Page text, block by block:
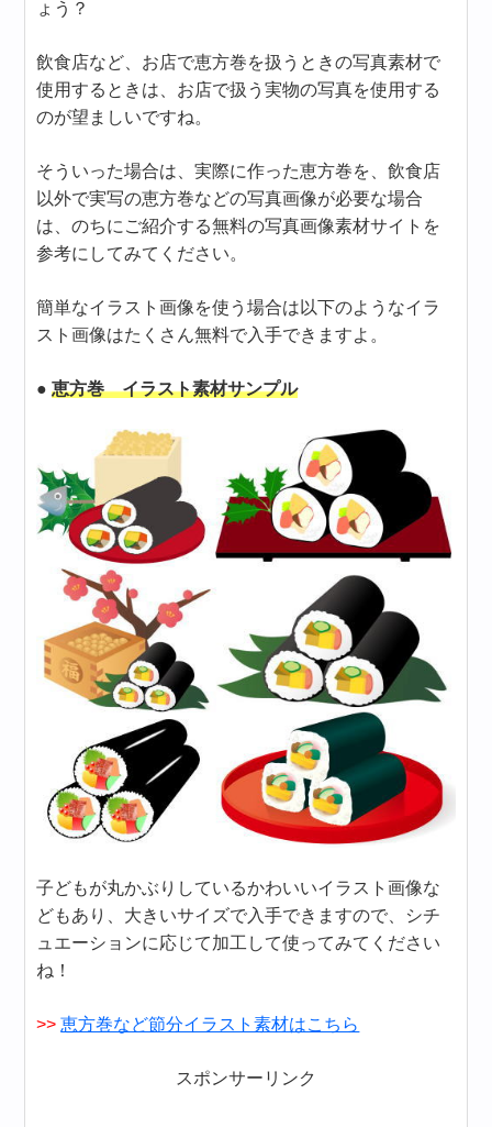
ょう？
飲食店など、お店で恵方巻を扱うときの写真素材で
使用するときは、お店で扱う実物の写真を使用する
のが望ましいですね。
そういった場合は、実際に作った恵方巻を、飲食店
以外で実写の恵方巻などの写真画像が必要な場合
は、のちにご紹介する無料の写真画像素材サイトを
参考にしてみてください。
簡単なイラスト画像を使う場合は以下のようなイラ
スト画像はたくさん無料で入手できますよ。
●恵方巻 イラスト素材サンプル
子どもが丸かぶりしているかわいいイラスト画像な
どもあり、大きいサイズで入手できますので、シチ
ュエーションに応じて加工して使ってみてください
ね！
>> 恵方巻など節分イラスト素材はこちら
スポンサーリンク